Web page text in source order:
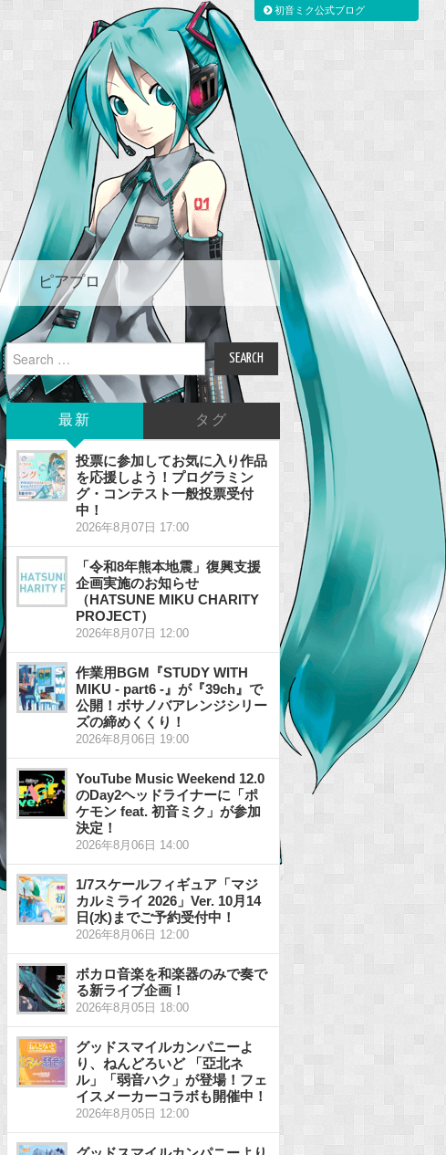
ピアプロ
Search
for:
最新 タグ
投票に参加してお気に入り作品
を応援しよう！プログラミン
グ・コンテスト一般投票受付
中！
2026年8月07日 17:00
「令和8年熊本地震」復興支援
企画実施のお知らせ
（HATSUNE MIKU CHARITY
PROJECT）
2026年8月07日 12:00
作業用BGM『STUDY WITH
MIKU - part6 -』が『39ch』で
公開！ボサノバアレンジシリー
ズの締めくくり！
2026年8月06日 19:00
YouTube Music Weekend 12.0
のDay2ヘッドライナーに「ポ
ケモン feat. 初音ミク」が参加
決定！
2026年8月06日 14:00
1/7スケールフィギュア「マジ
カルミライ 2026」Ver. 10月14
日(水)までご予約受付中！
2026年8月06日 12:00
ボカロ音楽を和楽器のみで奏で
る新ライブ企画！
2026年8月05日 18:00
グッドスマイルカンパニーよ
り、ねんどろいど 「亞北ネ
ル」「弱音ハク」が登場！フェ
イスメーカーコラボも開催中！
2026年8月05日 12:00
初音ミク公式ブログ